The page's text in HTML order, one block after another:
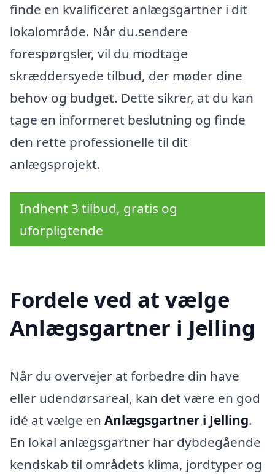
finde en kvalificeret anlægsgartner i dit
lokalområde. Når du.sendere
forespørgsler, vil du modtage
skræddersyede tilbud, der møder dine
behov og budget. Dette sikrer, at du kan
tage en informeret beslutning og finde
den rette professionelle til dit
anlægsprojekt.
Indhent 3 tilbud, gratis og
uforpligtende
Fordele ved at vælge
Anlægsgartner i Jelling
Når du overvejer at forbedre din have
eller udendørsareal, kan det være en god
idé at vælge en Anlægsgartner i Jelling.
En lokal anlægsgartner har dybdegående
kendskab til områdets klima, jordtyper og